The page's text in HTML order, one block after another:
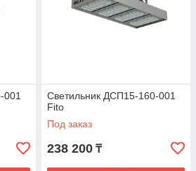
001
Светильник ДСП15-160-001
Fito
Под заказ
238 200 ₸